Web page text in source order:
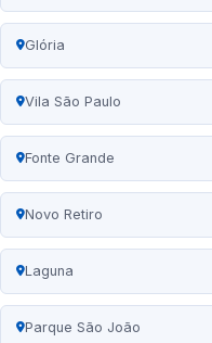
Glória
Vila São Paulo
Fonte Grande
Novo Retiro
Laguna
Parque São João